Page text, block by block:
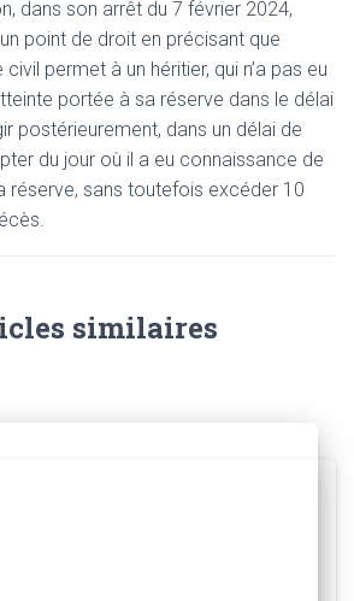
dans son arrêt du 7 février 2024,
point de droit en précisant que
permet à un héritier, qui n’a pas eu
portée à sa réserve dans le délai
postérieurement, dans un délai de
du jour où il a eu connaissance de
réserve, sans toutefois excéder 10
similaires